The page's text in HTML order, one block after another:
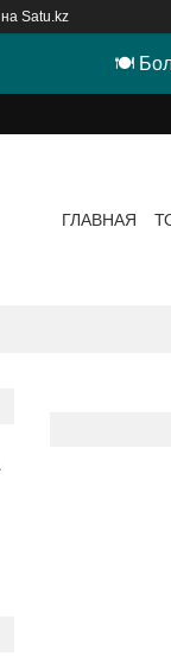
на Satu.kz
🍽
ГЛАВНАЯ